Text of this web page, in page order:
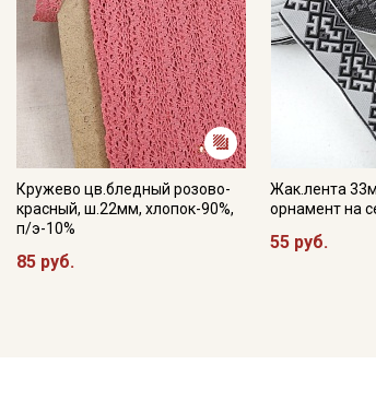
Кружево цв.бледный розово-
красный, ш.22мм, хлопок-90%,
п/э-10%
85 руб.
Жак.лента
орнамент на
55 руб.